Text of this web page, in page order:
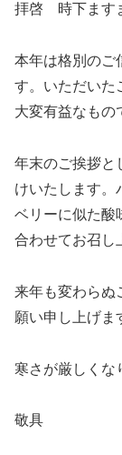
拝啓 時下ます
本年は格別のご
す。いただいた
大変有益なもの
年末のご挨拶と
けいたします。
ベリーに似た酸
合わせてお召し
来年も変わらぬ
願い申し上げま
寒さが厳しくな
敬具